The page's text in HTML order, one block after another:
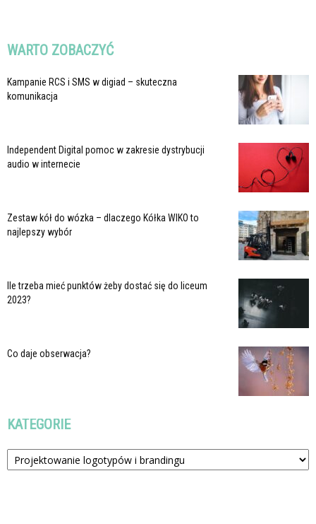
WARTO ZOBACZYĆ
Kampanie RCS i SMS w digiad – skuteczna
komunikacja
Independent Digital pomoc w zakresie dystrybucji
audio w internecie
Zestaw kół do wózka – dlaczego Kółka WIKO to
najlepszy wybór
Ile trzeba mieć punktów żeby dostać się do liceum
2023?
Co daje obserwacja?
KATEGORIE
Kategorie